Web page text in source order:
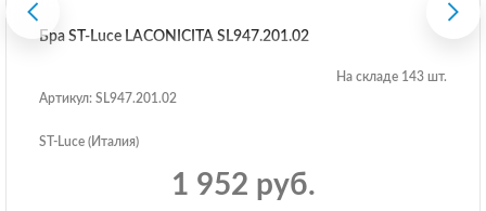
Бра ST-Luce LACONICITA SL947.201.02
На складе 143 шт.
Артикул: SL947.201.02
ST-Luce (Италия)
1 952 руб.